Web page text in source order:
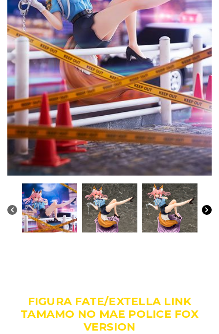
FIGURA FATE/EXTELLA LINK
TAMAMO NO MAE POLICE FOX
VERSION